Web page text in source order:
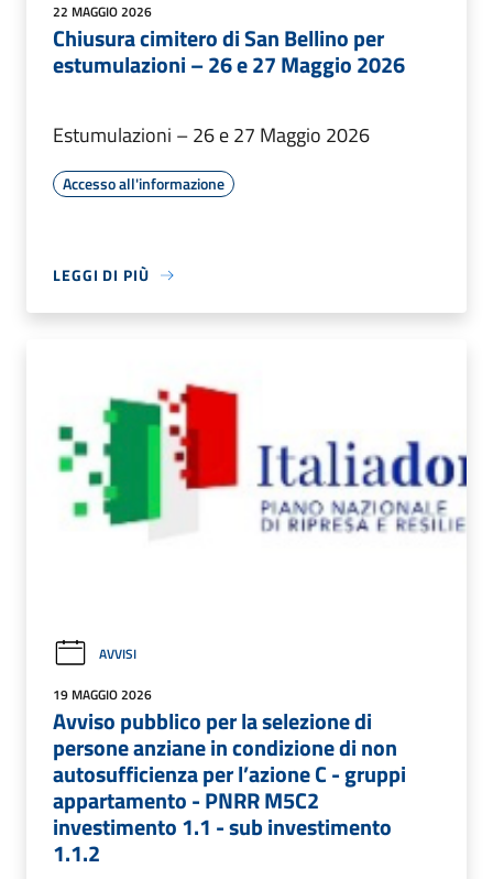
22 MAGGIO 2026
Chiusura cimitero di San Bellino per
estumulazioni – 26 e 27 Maggio 2026
Estumulazioni – 26 e 27 Maggio 2026
Accesso all'informazione
LEGGI DI PIÙ
AVVISI
19 MAGGIO 2026
Avviso pubblico per la selezione di
persone anziane in condizione di non
autosufficienza per l’azione C - gruppi
appartamento - PNRR M5C2
investimento 1.1 - sub investimento
1.1.2